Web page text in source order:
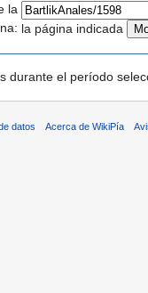
la
la página indicada
durante el período
datos Acerca de WikiPía